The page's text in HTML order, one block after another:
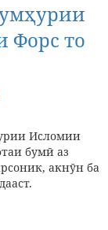
Форс то
Исломии
бумӣ аз
акнӯн ба